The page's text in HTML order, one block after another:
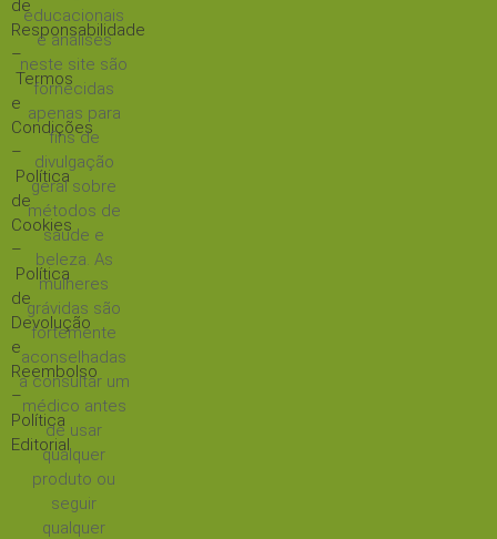
de
Responsabilidade
–
Termos
e
Condições
–
Política
de
Cookies
–
Política
de
Devolução
e
Reembolso
–
Política
Editorial
educacionais
e análises
neste site são
fornecidas
apenas para
fins de
divulgação
geral sobre
métodos de
saúde e
beleza. As
mulheres
grávidas são
fortemente
aconselhadas
a consultar um
médico antes
de usar
qualquer
produto ou
seguir
qualquer